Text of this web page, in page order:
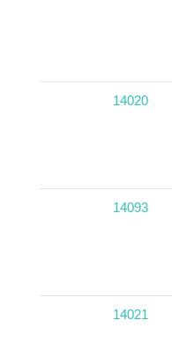
14020
14093
14021